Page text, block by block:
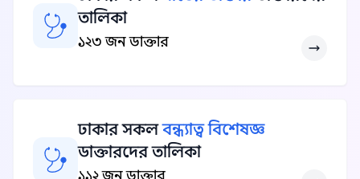
তালিকা
১২৩ জন ডাক্তার
ঢাকার সকলবন্ধ্যাত্ব বিশেষজ্ঞ
ডাক্তারদের তালিকা